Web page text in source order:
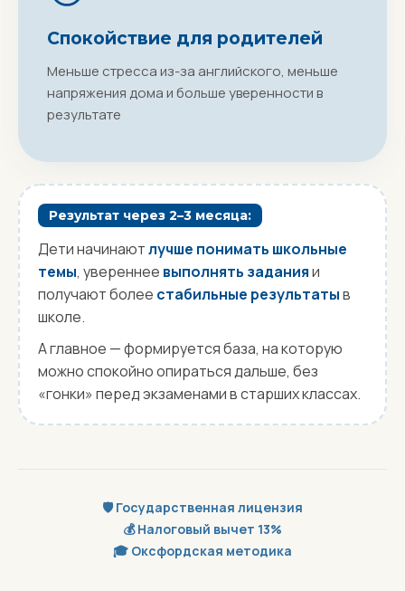
Спокойствие для родителей
Меньше стресса из-за английского, меньше
напряжения дома и больше уверенности в
результате
Результат через 2–3 месяца:
Дети начинаютлучше понимать школьные
темы, увереннее выполнять заданияи
получают более стабильные результатыв
школе.
А главное — формируется база, на которую
можно спокойно опираться дальше, без
«гонки» перед экзаменами в старших классах.
🛡️ Государственная лицензия
💰 Налоговый вычет 13%
🎓 Оксфордская методика